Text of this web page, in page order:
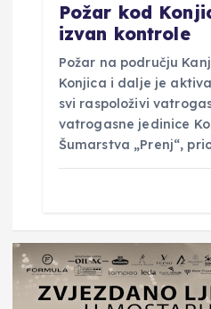
Požar kod
izvan kontrole
Požar na području
Konjica i dalje je
svi raspoloživi
vatrogasne jedinice
Šumarstva „Prenj“,